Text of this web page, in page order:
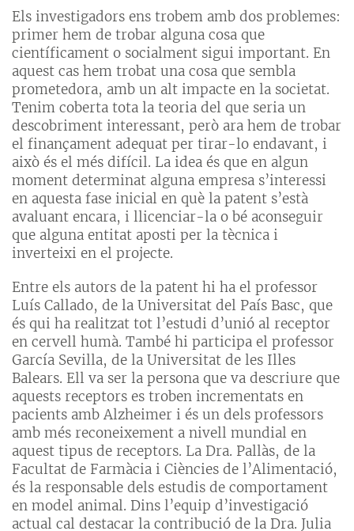
Els investigadors ens trobem amb dos problemes:
primer hem de trobar alguna cosa que
científicament o socialment sigui important. En
aquest cas hem trobat una cosa que sembla
prometedora, amb un alt impacte en la societat.
Tenim coberta tota la teoria del que seria un
descobriment interessant, però ara hem de trobar
el finançament adequat per tirar-lo endavant, i
això és el més difícil. La idea és que en algun
moment determinat alguna empresa s’interessi
en aquesta fase inicial en què la patent s’està
avaluant encara, i llicenciar-la o bé aconseguir
que alguna entitat aposti per la tècnica i
inverteixi en el projecte.
Entre els autors de la patent hi ha el professor
Luís Callado, de la Universitat del País Basc, que
és qui ha realitzat tot l’estudi d’unió al receptor
en cervell humà. També hi participa el professor
García Sevilla, de la Universitat de les Illes
Balears. Ell va ser la persona que va descriure que
aquests receptors es troben incrementats en
pacients amb Alzheimer i és un dels professors
amb més reconeixement a nivell mundial en
aquest tipus de receptors. La Dra. Pallàs, de la
Facultat de Farmàcia i Ciències de l’Alimentació,
és la responsable dels estudis de comportament
en model animal. Dins l’equip d’investigació
actual cal destacar la contribució de la Dra. Julia